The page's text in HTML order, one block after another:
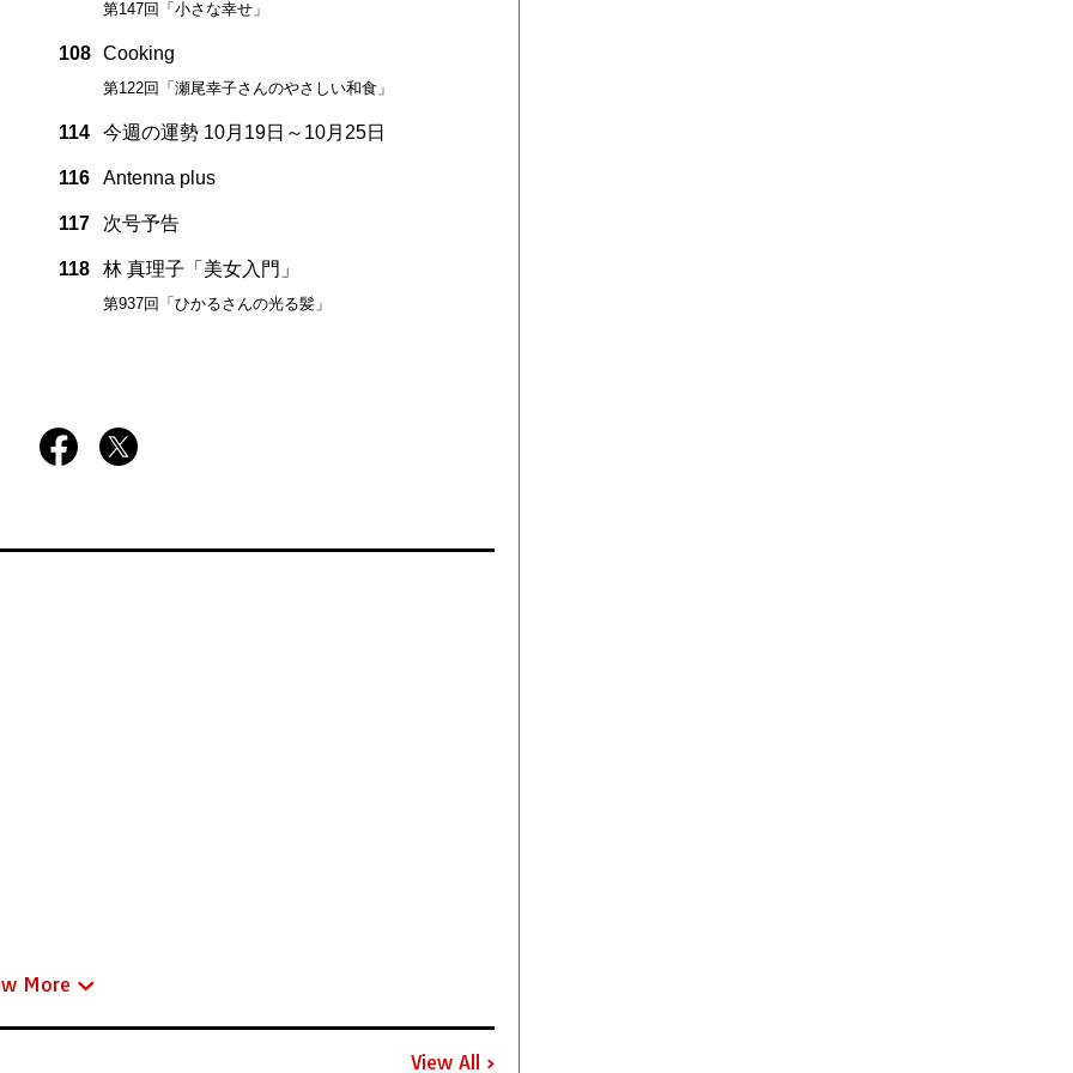
第147回「小さな幸せ」
108 Cooking
第122回「瀬尾幸子さんのやさしい和食」
114 今週の運勢 10月19日～10月25日
116 Antenna plus
117 次号予告
118 林 真理子「美女入門」
第937回「ひかるさんの光る髪」
More
View All